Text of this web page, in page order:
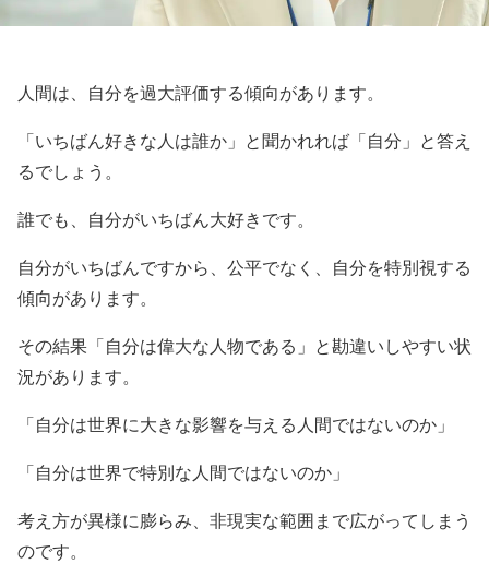
人間は、自分を過大評価する傾向があります。
「いちばん好きな人は誰か」と聞かれれば「自分」と答え
るでしょう。
誰でも、自分がいちばん大好きです。
自分がいちばんですから、公平でなく、自分を特別視する
傾向があります。
その結果「自分は偉大な人物である」と勘違いしやすい状
況があります。
「自分は世界に大きな影響を与える人間ではないのか」
「自分は世界で特別な人間ではないのか」
考え方が異様に膨らみ、非現実な範囲まで広がってしまう
のです。